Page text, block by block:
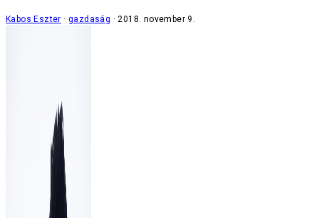
Kabos Eszter gazdaság 2018. november 9.